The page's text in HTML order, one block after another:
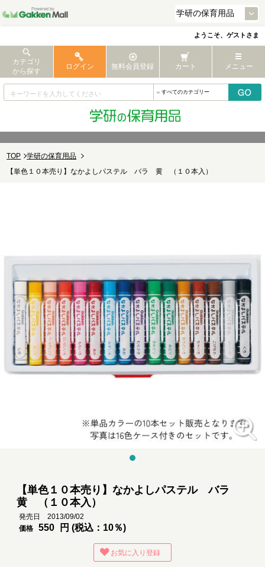
ようこそ、ゲストさま
カテゴリ
から探す
ログイン 無料会員登録 カート メニュー
TOP
学研の保育用品
【単色１０本売り】なかよしパステル バラ 黄 （１０本入）
【単色１０本売り】なかよしパステル バラ
黄 （１０本入）
発売日 2013/09/02
価格
550 円 (税込：10％)
お気に入り登録